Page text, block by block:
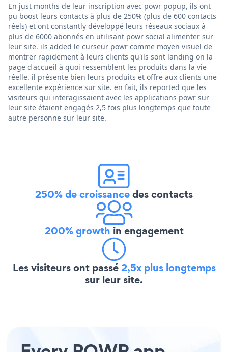
En just months de leur inscription avec powr popup, ils ont
pu boost leurs contacts à plus de 250% (plus de 600 contacts
réels) et ont constantly développé leurs réseaux sociaux à
plus de 6000 abonnés en utilisant powr social alimenter sur
leur site. ils added le curseur powr comme moyen visuel de
montrer rapidement à leurs clients qu'ils sont landing on la
page d'accueil à quoi ressemblent les produits dans la vie
réelle. il présente bien leurs produits et offre aux clients une
excellente expérience sur site. en fait, ils reported que les
visiteurs qui interagissaient avec les applications powr sur
leur site étaient engagés 2,5 fois plus longtemps que toute
autre personne sur leur site.
250% de croissancedes contacts
200% growth in engagement
Les visiteurs ont passé2,5x plus longtemps
sur leur site.